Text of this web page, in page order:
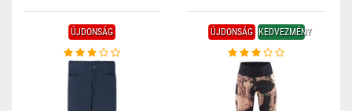
ÚJDONSÁG ÚJDONSÁG KEDVEZMÉNY